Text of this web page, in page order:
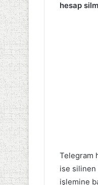
hesap
Telegram
ise silinen
işlemine